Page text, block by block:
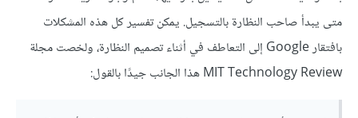
متى يبدأ صاحب النظارة بالتسجيل. يمكن تفسير كل هذه المشكلات
بافتقار Google إلى التعاطف في أثناء تصميم النظارة، ولخصت مجلة
MIT Technology Review هذا الجانب جيدًا بالقول: